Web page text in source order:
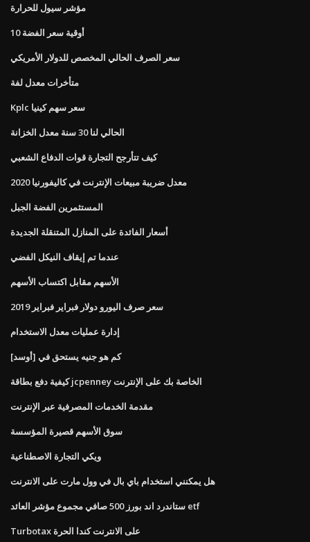
مؤشر سيول للحرارة
10 أوقية سعر الفضة
سعر الصرف الحالي المخصص للدولار الأمريكي
متأخرات معدل لفة
Kplc سعر سهم كينيا
الحالي لنا 30 سنة معدل الخزانة
كيف تتأرجح التجارة قوات الدفاع الشعبي
معدل ضريبة مبيعات الإنترنت في كاليفورنيا 2020
المستثمرين الفضة الجبل
أسعار الفائدة على المنازل المتنقلة الجديدة
عندما تم إيقاف النيكل الفضي
الأسهم مقابل اكتساب الأسهم
سعر صرف اليورو دولار فبراير فبراير 2019
إدارة عمليات معدل الاستخدام
كم هو جنيه يستحق في [أوسد]
كيفية دفع بطاقة jcpenney الخاصة بك على الإنترنت
مقدمة الخدمات المصرفية عبر الإنترنت
سوق الأسهم قصيرة المؤسسة
ويكي التجارة الاصطناعية
هل يمكنني استخدام باي بال في وول مارت على الانترنت
ستاندرد اند بورز 500 صافي مجموع مؤشر العائد etf
Turbotax على الانترنت كندا الحرة